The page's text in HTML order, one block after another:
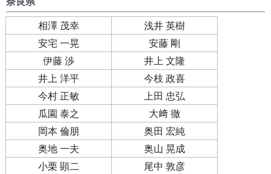
相澤 茂幸
浅井 英樹
安宅 一晃
安藤 剛
伊藤 渉
井上 文隆
井上 洋平
今枝 政喜
今村 正敏
上田 忠弘
瓜園 泰之
大﨑 徹
岡本 倫朋
奥田 宏純
奥地 一夫
奥山 晃成
小栗 顕二
尾中 敦彦